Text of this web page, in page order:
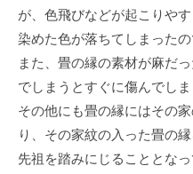
が、色飛びなどが起こりや
染めた色が落ちてしまったの
また、畳の縁の素材が麻だ
でしまうとすぐに傷んでし
その他にも畳の縁にはその
り、その家紋の入った畳の
先祖を踏みにじることとな